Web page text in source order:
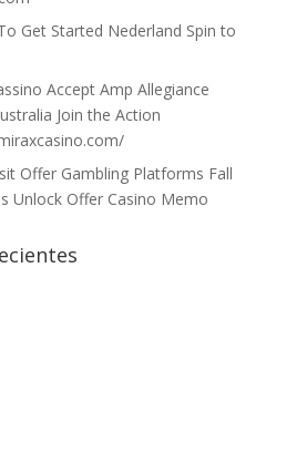
Get Started Nederland Spin to
Accept Amp Allegiance
Join the Action
Offer Gambling Platforms Fall
Unlock Offer Casino Memo